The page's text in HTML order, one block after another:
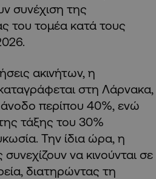
συνέχιση της
του τομέα κατά τους
ακινήτων, η
στη Λάρνακα,
περίπου 40%, ενώ
τάξης του 30%
Την ίδια ώρα, η
να κινούνται σε
διατηρώντας τη